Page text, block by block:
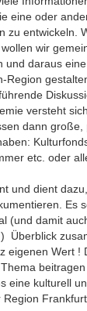
eine oder
entwickeln.
wir
daraus
Region
versteht
dann
etc. oder
und dient
Es
(und damit
Überblick
eigenen Wert !
eine kulturell